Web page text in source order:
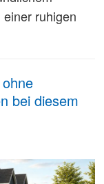
ruhigen
bei diesem